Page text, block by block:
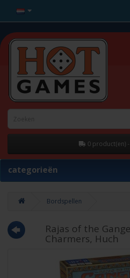
0 product(en)
categorieën
Bordspellen
Rajas of the
Charmers, Huch